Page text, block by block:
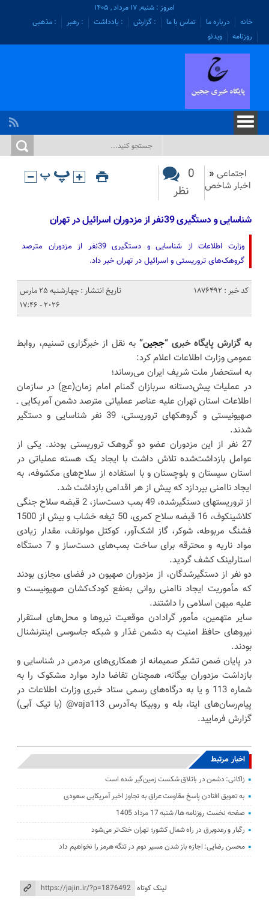
امروز : شنبه, ۱۷ مرداد , ۱۴۰۵
خانه
درباره ما تماس با ما : گزارش : یادداشت : رهبر
: مذهبی
روزنامه
ویدئو
اجتماعی «
اخبار شاخص
0
نظر
شناسایی و دستگیری 39نفر از مزدوران اسرائیل در تهران
وزارت اطلاعات از شناسایی و دستگیری 39نفر از مزدوران مترصد
گروهک‌های تروریستی و اسرائیل در تهران خبر داد.
کد خبر : 1876492
تاریخ انتشار : چهارشنبه 25 مارس
2026 - 17:46
به گزارش پایگاه خبری “ججین” به نقل از خبرگزاری تسنیم، روابط
عمومی وزارت اطلاعات اعلام کرد:
به استحضار ملت شریف ایران می‌رساند؛
در عملیات پیش‌دستانه سربازان گمنام امام زمان(عج) در سازمان
اطلاعات استان تهران علیه عناصر عملیاتی مترصد دشمن آمریکایی ـ
صهیونیستی و گروهکهای تروریستی، 39 نفر شناسایی و دستگیر
شدند.
27 نفر از این مزدوران عضو دو گروهک تروریستی بودند. یکی از
عوامل بازداشت‌شده تلاش داشت با ایجاد یک هسته عملیاتی در
استان سیستان و بلوچستان و با استفاده از سلاح‌های مکشوفه، به
ایجاد ناامنی بپردازد که پیش از هر اقدامی بازداشت شد.
از تروریستهای دستگیرشده، 49 بمب دست‌ساز، 2 قبضه سلاح جنگی
کلاشینکوف، 16 قبضه سلاح کمری، 50 تیغه خشاب و بیش از 1500
فشنگ مربوطه، شوکر، گاز اشک‌آور، کوکتل مولوتف، مقدار زیادی
مواد ناریه و محترقه برای ساخت بمب‌های دست‌ساز و 7 دستگاه
استارلینک کشف گردید.
دو نفر از دستگیرشدگان، از مزدوران صهیون در فضای مجازی بودند
که مأموریت ایجاد ناامنی روانی به‌نفع کودک‌کشان صهیونیست و
علیه میهن اسلامی را داشتند.
سایر متهمین، مأمور گرادادن موقعیت نیروها و محل‌های استقرار
نیروهای حافظ امنیت به دشمن غدّار و شبکه جاسوسی اینترنشنال
بودند.
در پایان ضمن تشکر صمیمانه از همکاری‌های مردمی در شناسایی و
بازداشت مزدوران بیگانه، همچنان تقاضا دارد موارد مشکوک را به
شماره 113 و یا به درگاه‌های رسمی ستاد خبری وزارت اطلاعات در
پیام‌رسان‌های ایتا، بله و روبیکا به‌آدرس vaja113@ (با تیک آبی)
گزارش فرمایید.
اخبار مرتبط
زاکانی: دشمن در باتلاق شکست زمین‌گیر شده است
به تعویق افتادن پاسخ مقاومت عراق به تجاوز اخیر آمریکایی سعودی
صفحه نخست روزنامه ها/ شنبه 17 مرداد 1405
رگبار و رعدوبرق در راه شمال کشور؛ تهران خنک‌تر می‌شود
محسن رضایی: اجازه باز شدن مسیر دوم در تنگه هرمز را نخواهیم داد
لینک کوتاه